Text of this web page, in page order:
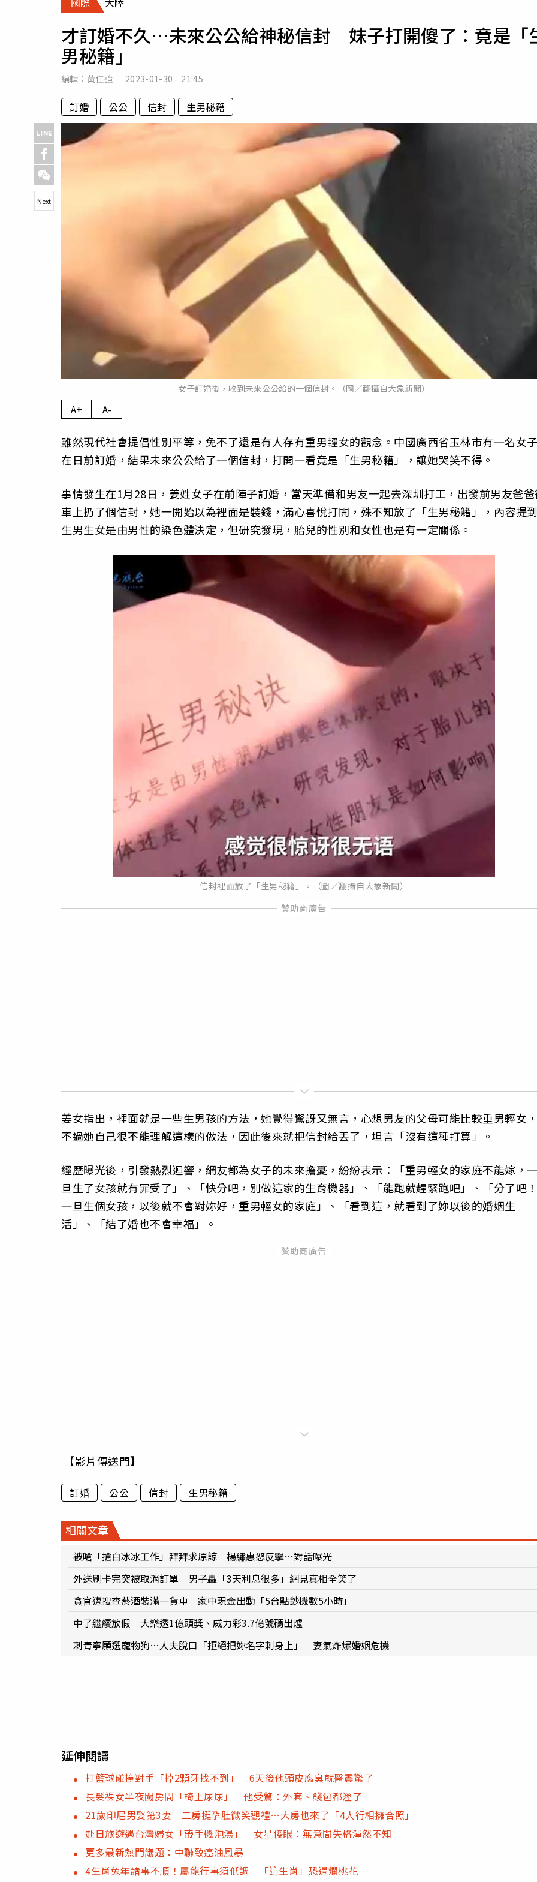
專欄
運勢
才訂婚不久…未來公公給神秘信封 妹子打開傻了：竟是「
男秘籍」
編輯： 黃任強 2023-01-30 21:45
訂婚 公公 信封 生男秘籍
女子訂婚後，收到未來公公給的一個信封。（圖／翻攝自大象新聞）
Next
A+ A-
雖然現代社會提倡性別平等，免不了還是有人存有重男輕女的觀念。中國廣西省玉林市有一名女子
在日前訂婚，結果未來公公給了一個信封，打開一看竟是「生男秘籍」，讓她哭笑不得。
事情發生在1月28日，姜姓女子在前陣子訂婚，當天準備和男友一起去深圳打工，出發前男友爸爸
車上扔了個信封，她一開始以為裡面是裝錢，滿心喜悅打開，殊不知放了「生男秘籍」，內容提到
生男生女是由男性的染色體決定，但研究發現，胎兒的性別和女性也是有一定關係。
信封裡面放了「生男秘籍」。（圖／翻攝自大象新聞）
姜女指出，裡面就是一些生男孩的方法，她覺得驚訝又無言，心想男友的父母可能比較重男輕女，
不過她自己很不能理解這樣的做法，因此後來就把信封給丟了，坦言「沒有這種打算」。
經歷曝光後，引發熱烈迴響，網友都為女子的未來擔憂，紛紛表示：「重男輕女的家庭不能嫁，一
旦生了女孩就有罪受了」、「快分吧，別做這家的生育機器」、「能跑就趕緊跑吧」、「分了吧！
一旦生個女孩，以後就不會對妳好，重男輕女的家庭」、「看到這，就看到了妳以後的婚姻生
活」、「結了婚也不會幸福」。
【影片傳送門】
訂婚 公公 信封 生男秘籍
相關文章
被嗆「搶白冰冰工作」拜拜求原諒 楊繡惠怒反擊…對話曝光
外送刷卡完突被取消訂單 男子轟「3天利息很多」網見真相全笑了
貪官遭搜查菸酒裝滿一貨車 家中現金出動「5台點鈔機數5小時」
中了繼續放假 大樂透1億頭獎、威力彩3.7億號碼出爐
刺青寧願選寵物狗…人夫脫口「拒絕把妳名字刺身上」 妻氣炸爆婚姻危機
延伸閱讀
打籃球碰撞對手「掉2顆牙找不到」 6天後他頭皮腐臭就醫震驚了
長髮裸女半夜闖房間「椅上尿尿」 他受驚：外套、錢包都溼了
21歲印尼男娶第3妻 二房挺孕肚微笑觀禮…大房也來了「4人行相擁合照」
赴日旅遊遇台灣婦女「帶手機泡湯」 女星傻眼：無意間失格渾然不知
更多最新熱門議題：中聯致癌油風暴
4生肖兔年諸事不順！屬龍行事須低調 「這生肖」恐遇爛桃花